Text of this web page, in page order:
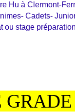
Hu à Clermont-
Cadets-
ou stage